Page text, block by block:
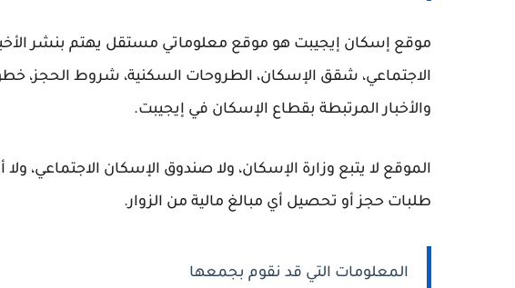
موقع إسكان إيجيبت هو موقع معلوماتي مستقل يهتم بنشر
الاجتماعي، شقق الإسكان، الطروحات السكنية، شروط الحجز،
والأخبار المرتبطة بقطاع الإسكان في إيجيبت.
الموقع لا يتبع وزارة الإسكان، ولا صندوق الإسكان الاجتماعي،
طلبات حجز أو تحصيل أي مبالغ مالية من الزوار.
المعلومات التي قد نقوم بجمعها